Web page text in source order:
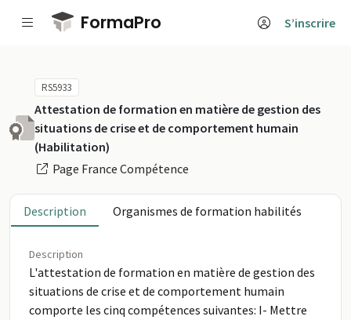
Passer au contenu principal
FormaPro S’inscrire
RS5933
Attestation de formation en matière de gestion des
situations de crise et de comportement humain
(Habilitation)
Page France Compétence
Description Organismes de formation habilités
Description
L'attestation de formation en matière de gestion des
situations de crise et de comportement humain
comporte les cinq compétences suivantes: I- Mettre